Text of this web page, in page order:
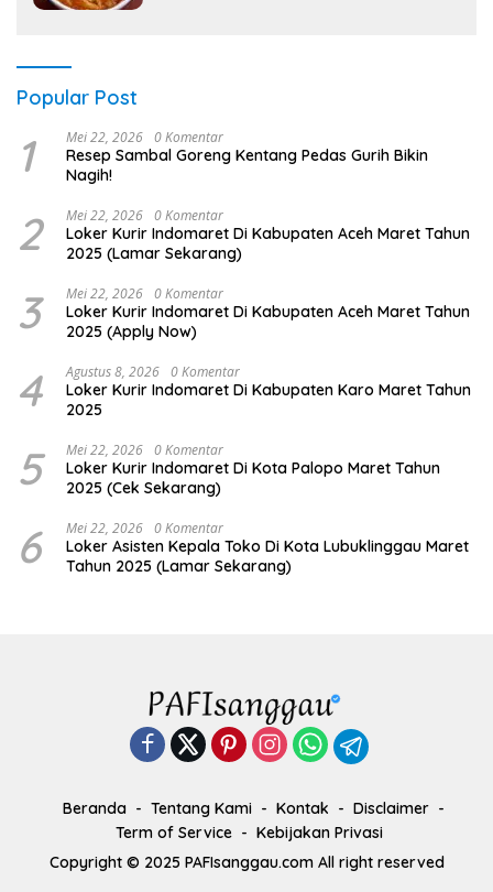
Popular Post
1 Mei 22, 2026 0 Komentar
Resep Sambal Goreng Kentang Pedas Gurih Bikin
Nagih!
2 Mei 22, 2026 0 Komentar
Loker Kurir Indomaret Di Kabupaten Aceh Maret Tahun
2025 (Lamar Sekarang)
3 Mei 22, 2026 0 Komentar
Loker Kurir Indomaret Di Kabupaten Aceh Maret Tahun
2025 (Apply Now)
4 Agustus 8, 2026 0 Komentar
Loker Kurir Indomaret Di Kabupaten Karo Maret Tahun
2025
5 Mei 22, 2026 0 Komentar
Loker Kurir Indomaret Di Kota Palopo Maret Tahun
2025 (Cek Sekarang)
6 Mei 22, 2026 0 Komentar
Loker Asisten Kepala Toko Di Kota Lubuklinggau Maret
Tahun 2025 (Lamar Sekarang)
Beranda Tentang Kami Kontak
Disclaimer
Term of Service
Kebijakan Privasi
Copyright © 2025 PAFIsanggau.com All right reserved